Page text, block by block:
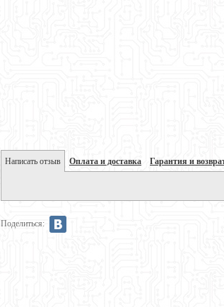
Написать отзыв Оплата и доставка Гарантия и
Поделиться: